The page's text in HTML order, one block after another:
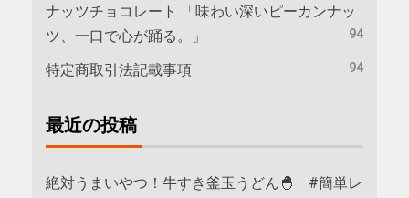
ナッツチョコレート 「味わい深いピーカンナッ
ツ、一口で心が踊る。」
94
特定商取引法記載事項 94
最近の投稿
絶対うまいやつ！牛すき釜玉うどん🐣 #簡単レ